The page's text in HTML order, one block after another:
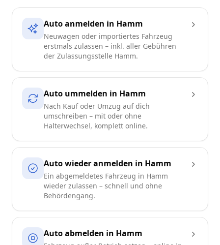
Auto anmelden in Hamm
Neuwagen oder importiertes Fahrzeug
erstmals zulassen – inkl. aller Gebühren
der Zulassungsstelle Hamm.
Auto ummelden in Hamm
Nach Kauf oder Umzug auf dich
umschreiben – mit oder ohne
Halterwechsel, komplett online.
Auto wieder anmelden in Hamm
Ein abgemeldetes Fahrzeug in Hamm
wieder zulassen – schnell und ohne
Behördengang.
Auto abmelden in Hamm